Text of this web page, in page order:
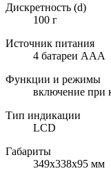
Дискретность (d)
100 г
Источник питания
4 батареи ААА
Функции и режимы
включение при
Тип индикации
LCD
Габариты
349х338х95 мм